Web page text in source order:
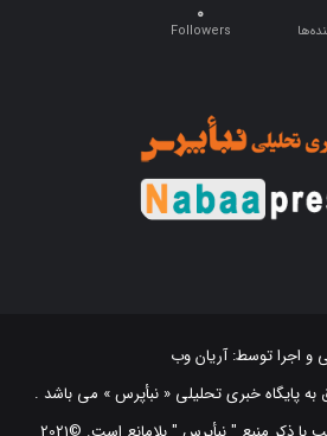
۰
Followers
و اجرا توسط:آریان وب
پایگاه خبری تحلیلی « نبأپرس » می باشد .